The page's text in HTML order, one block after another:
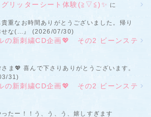
リッターシート体験(≧▽≦)✨ に
重なお時間ありがとうございました。帰り
せな(...』 (2026/07/30)
の新刺繍CD企画💖 その2 ビーンステ
ま💖 喜んで下さりありがとうございます。
31)
の新刺繍CD企画💖 その2 ビーンステ
たー！！う、う、う、嬉しすぎます